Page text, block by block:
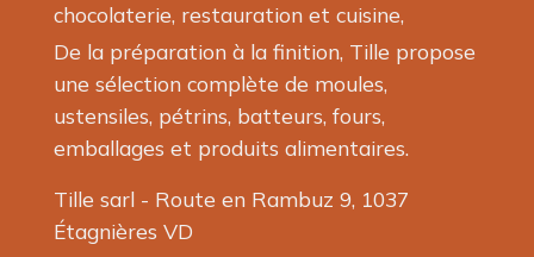
chocolaterie, restauration et cuisine,
De la préparation à la finition, Tille propose
une sélection complète de moules,
ustensiles, pétrins, batteurs, fours,
emballages et produits alimentaires.
Tille sarl - Route en Rambuz 9, 1037
Étagnières VD